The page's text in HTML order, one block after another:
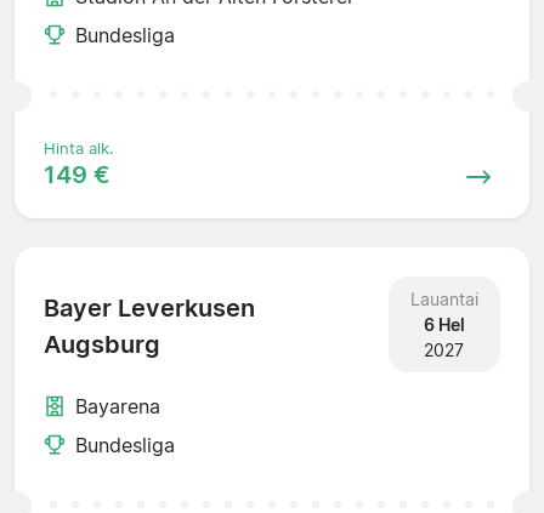
Bundesliga
Hinta alk.
149 €
Bayer Leverkusen
Augsburg
Lauantai
6 Hel
2027
Bayarena
Bundesliga